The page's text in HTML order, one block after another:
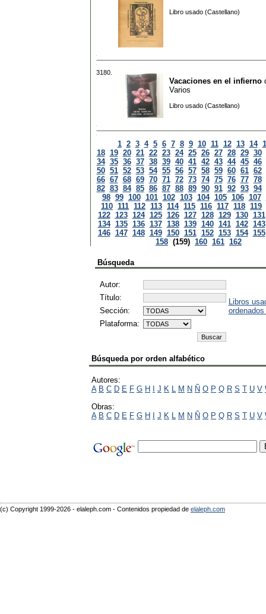
Libro usado (Castellano)
3180.
Vacaciones en el infierno
Varios
Libro usado (Castellano)
1 2 3 4 5 6 7 8 9 10 11 12 13 14
18 19 20 21 22 23 24 25 26 27 28 29 30
34 35 36 37 38 39 40 41 42 43 44 45 46
50 51 52 53 54 55 56 57 58 59 60 61 62
66 67 68 69 70 71 72 73 74 75 76 77 78
82 83 84 85 86 87 88 89 90 91 92 93 94
98 99 100 101 102 103 104 105 106 107
110 111 112 113 114 115 116 117 118 119
122 123 124 125 126 127 128 129 130 131
134 135 136 137 138 139 140 141 142 143
146 147 148 149 150 151 152 153 154 155
158 (159) 160 161 162
Búsqueda
Autor:
Título:
Sección:
Plataforma:
Libros
Búsqueda por orden alfabético
Autores:
A B C D E F G H I J K L M N Ñ O P Q R S T U V
Obras:
A B C D E F G H I J K L M N Ñ O P Q R S T U V
(c) Copyright 1999-2026 - elaleph.com - Contenidos propiedad de elaleph.com